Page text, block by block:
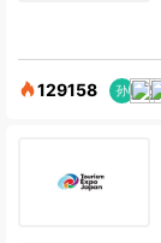
129158